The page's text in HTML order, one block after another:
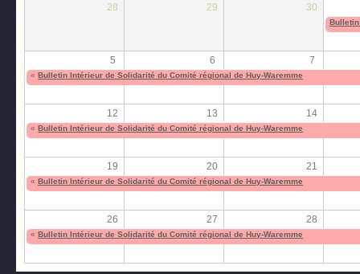
28
29 30
5 6 7
« Bulletin Intérieur de Solidarité du Comité régional de Huy-Waremme
12 13 14
« Bulletin Intérieur de Solidarité du Comité régional de Huy-Waremme
19 20 21
« Bulletin Intérieur de Solidarité du Comité régional de Huy-Waremme
26 27 28
« Bulletin Intérieur de Solidarité du Comité régional de Huy-Waremme